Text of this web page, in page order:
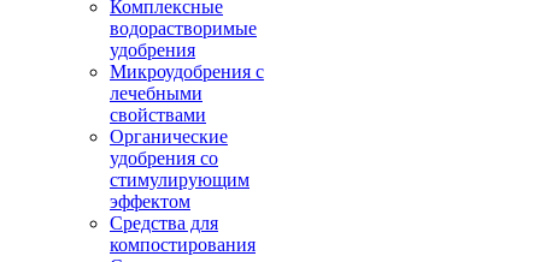
Комплексные
водорастворимые
удобрения
Микроудобрения с
лечебными
свойствами
Органические
удобрения со
стимулирующим
эффектом
Средства для
компостирования